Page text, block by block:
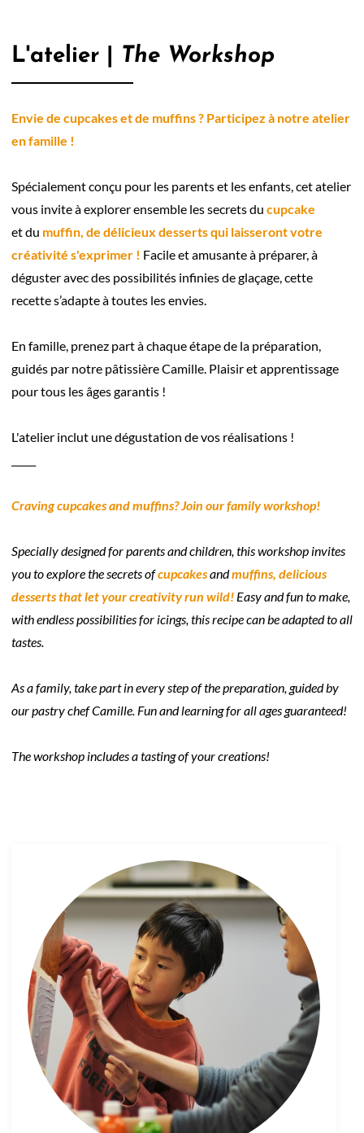
L'atelier | The Workshop
Envie de cupcakes et de muffins ? Participez à notre atelier
en famille !
Spécialement conçu pour les parents et les enfants, cet atelier
vous invite à explorer ensemble les secrets du cupcake
et du muffin, de délicieux desserts qui laisseront votre
créativité s'exprimer ! Facile et amusante à préparer, à
déguster avec des possibilités infinies de glaçage, cette
recette s’adapte à toutes les envies.
En famille, prenez part à chaque étape de la préparation,
guidés par notre pâtissière Camille. Plaisir et apprentissage
pour tous les âges garantis !
L'atelier inclut une dégustation de vos réalisations !
Craving cupcakes and muffins? Join our family workshop!
Specially designed for parents and children, this workshop invites
you to explore the secrets ofcupcakesandmuffins, delicious
desserts that let your creativity run wild! Easy and fun to make,
withendless possibilities for icings, this recipe can be adapted to all
tastes.
As a family, take part in every step of the preparation, guided by
our pastry chef Camille. Fun and learning for all ages guaranteed!
The workshop includes a tasting of your creations!